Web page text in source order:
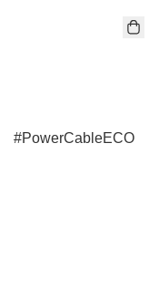
PowerCableECO